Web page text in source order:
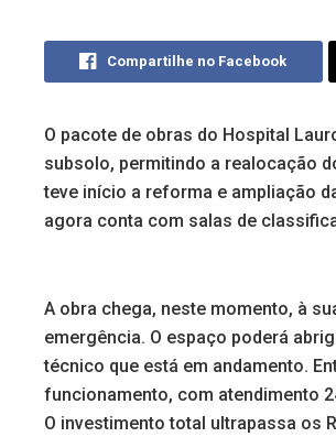
Compartilhe no Facebook
O pacote de obras do Hospital
subsolo, permitindo a realocação
teve início a reforma e ampliação
agora conta com salas de
A obra chega, neste momento, à
emergência. O espaço poderá
técnico que está em andamento.
funcionamento, com atendimento
O investimento total ultrapassa os